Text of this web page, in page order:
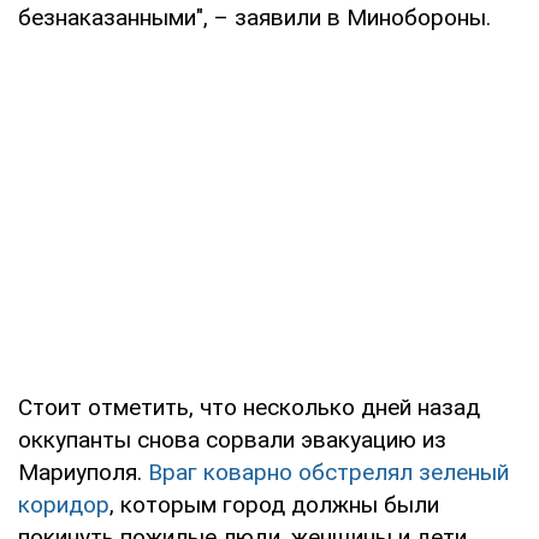
безнаказанными", – заявили в Минобороны.
Стоит отметить, что несколько дней назад
оккупанты снова сорвали эвакуацию из
Мариуполя. Враг коварно обстрелял зеленый
коридор, которым город должны были